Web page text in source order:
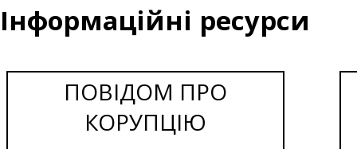
Інформаційні ресурси
ПОВІДОМ ПРО
КОРУПЦІЮ